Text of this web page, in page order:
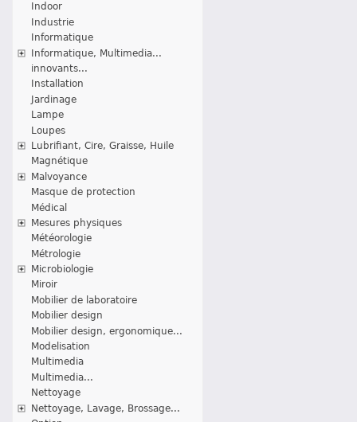
Indoor
Industrie
Informatique
Informatique, Multimedia...
innovants...
Installation
Jardinage
Lampe
Loupes
Lubrifiant, Cire, Graisse, Huile
Magnétique
Malvoyance
Masque de protection
Médical
Mesures physiques
Météorologie
Métrologie
Microbiologie
Miroir
Mobilier de laboratoire
Mobilier design
Mobilier design, ergonomique...
Modelisation
Multimedia
Multimedia...
Nettoyage
Nettoyage, Lavage, Brossage...